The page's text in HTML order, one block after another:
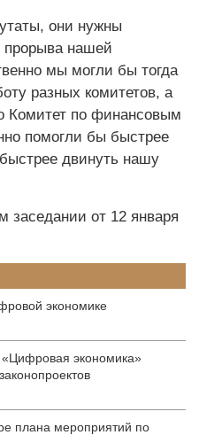
они нужны
прорыва нашей
мы могли бы тогда
разных комитетов, а
Комитет по финансовым
помогли бы быстрее
двинуть нашу
заседании от 12 января
экономике
экономика»
плана мероприятий по